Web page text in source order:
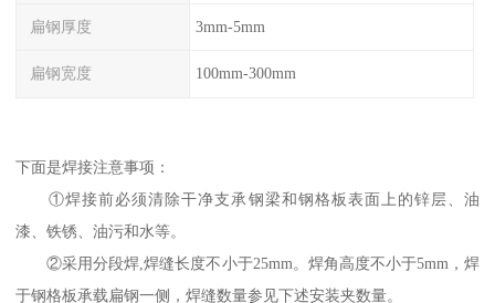
扁钢厚度 3mm-5mm
扁钢宽度 100mm-300mm
下面是焊接注意事项：
①焊接前必须清除干净支承钢梁和钢格板表面上的锌层、油
漆、铁锈、油污和水等。
②采用分段焊,焊缝长度不小于25mm。焊角高度不小于5mm，焊
于钢格板承载扁钢一侧，焊缝数量参见下述安装夹数量。